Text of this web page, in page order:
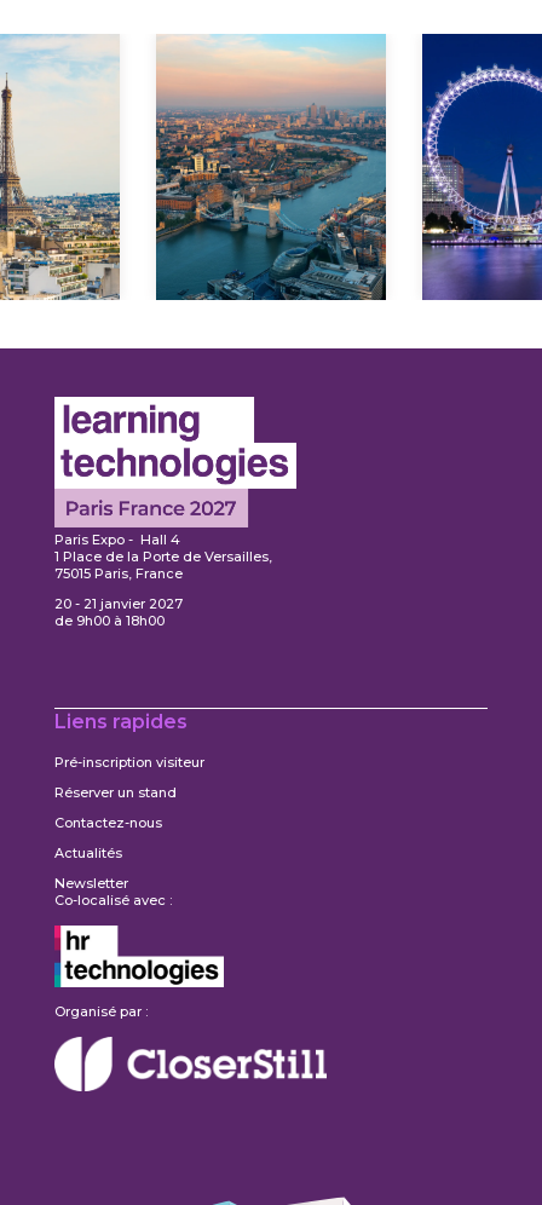
En savoir
plus
Paris Expo - Hall 4
1 Place de la Porte de Versailles,
75015 Paris, France
20 - 21 janvier 2027
de 9h00 à 18h00
Liens rapides
Pré-inscription visiteur
Réserver un stand
Contactez-nous
Actualités
Newsletter
Co-localisé avec :
Organisé par :